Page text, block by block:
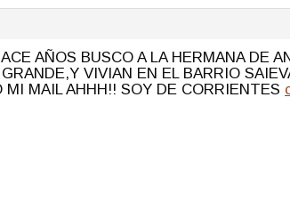
AÑOS BUSCO A LA HERMANA DE
VIVIAN EN EL BARRIO
MAIL AHHH!! SOY DE CORRIENTES